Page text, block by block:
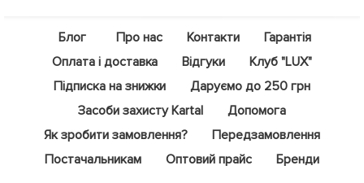
Блог Про нас Контакти
Гарантія
Оплата і доставка
Відгуки
Клуб "LUX"
Підписка на знижки
Даруємо до 250 грн
Засоби захисту Kartal
Допомога
Як зробити замовлення?
Передзамовлення
Постачальникам
Оптовий прайс Бренди